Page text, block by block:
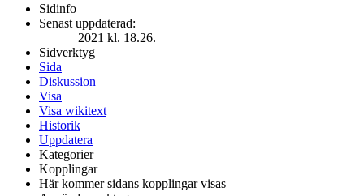
Sidinfo
Senast uppdaterad:
2021 kl. 18.26.
Sidverktyg
Sida
Diskussion
Visa
Visa wikitext
Historik
Uppdatera
Kategorier
Kopplingar
Här kommer sidans kopplingar visas